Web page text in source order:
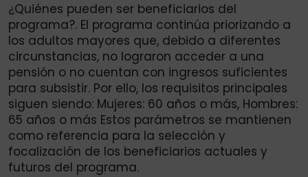
¿Quiénes pueden ser beneficiarios del
programa?. El programa continúa priorizando a
los adultos mayores que, debido a diferentes
circunstancias, no lograron acceder a una
pensión o no cuentan con ingresos suficientes
para subsistir. Por ello, los requisitos principales
siguen siendo: Mujeres: 60 años o más, Hombres:
65 años o más Estos parámetros se mantienen
como referencia para la selección y
focalización de los beneficiarios actuales y
futuros del programa.